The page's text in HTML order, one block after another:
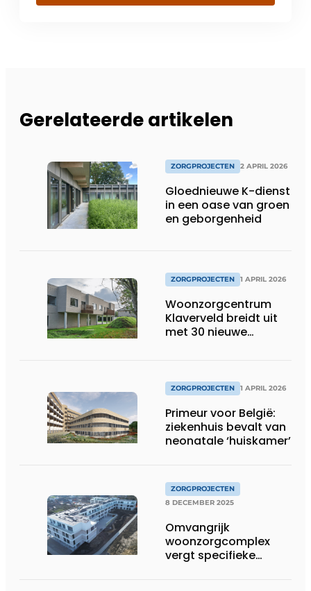
Gerelateerde artikelen
ZORGPROJECTEN 2 APRIL 2026
Gloednieuwe K-dienst
in een oase van groen
en geborgenheid
ZORGPROJECTEN 1 APRIL 2026
Woonzorgcentrum
Klaverveld breidt uit
met 30 nieuwe
ZORGPROJECTEN 1 APRIL 2026
Primeur voor België:
ziekenhuis bevalt van
neonatale ‘huiskamer’
ZORGPROJECTEN
8 DECEMBER 2025
Omvangrijk
woonzorgcomplex
vergt specifieke